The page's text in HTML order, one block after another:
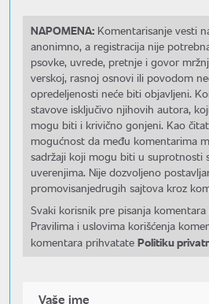
NAPOMENA: Komentarisanje vesti
anonimno, a registracija nije
psovke, uvrede, pretnje i govor
verskoj, rasnoj osnovi ili povodom
opredeljenosti neće biti objavljeni.
stavove isključivo njihovih autora,
mogu biti i krivično gonjeni. Kao
mogućnost da među komentarima
sadržaji koji mogu biti u suprotnosti
uverenjima. Nije dozvoljeno
promovisanjedrugih sajtova kroz
Svaki korisnik pre pisanja
Pravilima i uslovima korišćenja
komentara prihvatate Politiku